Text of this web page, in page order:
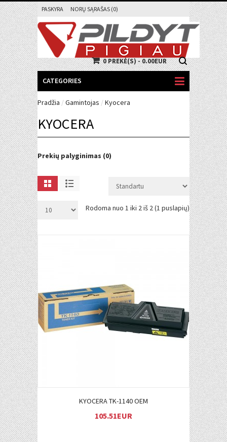
PASKYRA NORŲ SĄRAŠAS (0)
0 PREKĖ(S) - 0.00EUR
CATEGORIES
Pradžia /Gamintojas /Kyocera
KYOCERA
Prekių palyginimas (0)
Rodoma nuo 1 iki 2 iš 2 (1 puslapių)
Į KREPŠELĮ
KYOCERA TK-1140 OEM
105.51EUR